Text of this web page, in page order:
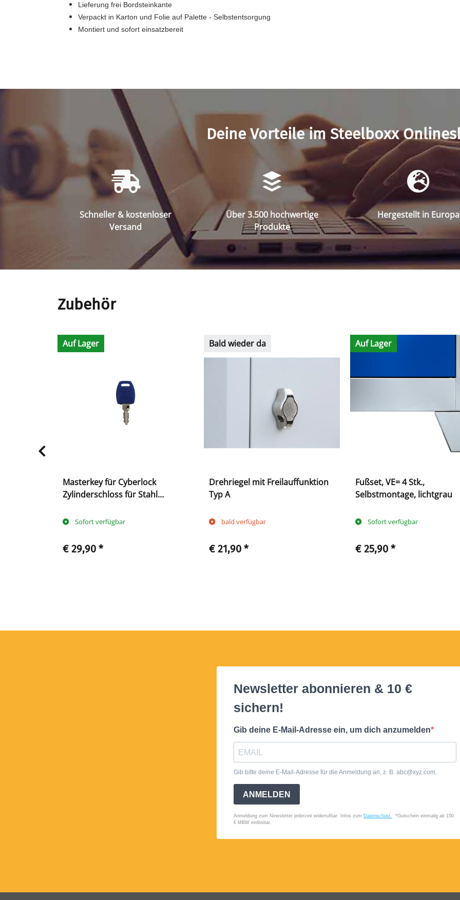
Lieferung frei Bordsteinkante
Verpackt in Karton und Folie auf Palette - Selbstentsorgung
Montiert und sofort einsatzbereit
Deine Vorteile im Steelboxx
Schneller & kostenloser
Versand
Über 3.500 hochwertige
Produkte
Hergestellt in Europa
Zubehör
Auf Lager
Masterkey für Cyberlock
Zylinderschloss für Stahl
Sofort verfügbar
€ 29,90 *
Bald wieder da
Drehriegel mit Freilauffunktion
Typ A
bald verfügbar
€ 21,90 *
Auf Lager
Fußset, VE= 4 Stk.,
Selbstmontage, lichtgrau
Sofort verfügbar
€ 25,90 *